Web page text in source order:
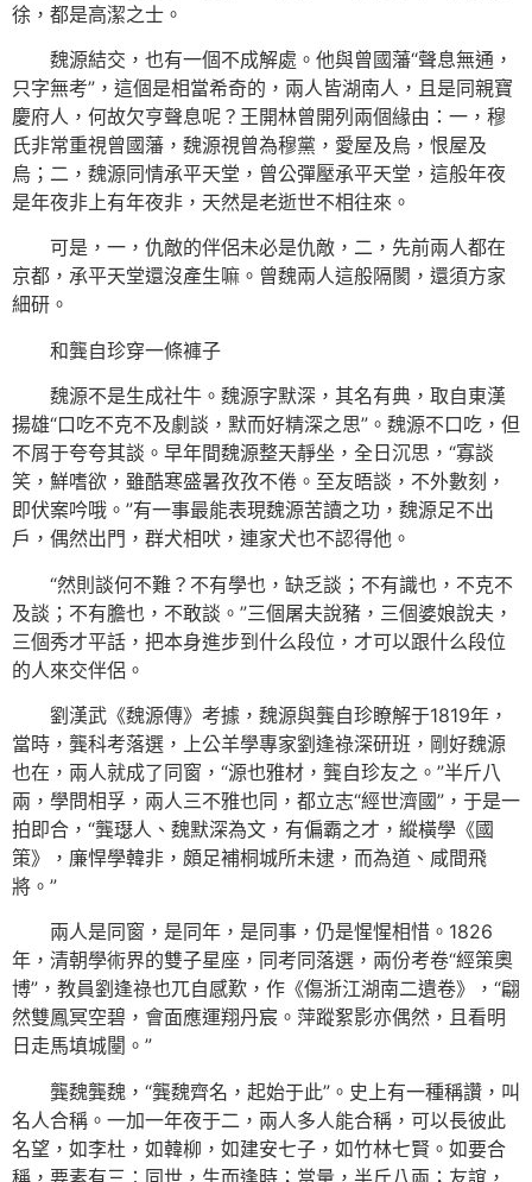
徐，都是高潔之士。
魏源結交，也有一個不成解處。他與曾國藩“聲息無通，
只字無考”，這個是相當希奇的，兩人皆湖南人，且是同親寶
慶府人，何故欠亨聲息呢？王開林曾開列兩個緣由：一，穆
氏非常重視曾國藩，魏源視曾為穆黨，愛屋及烏，恨屋及
烏；二，魏源同情承平天堂，曾公彈壓承平天堂，這般年夜
是年夜非上有年夜非，天然是老逝世不相往來。
可是，一，仇敵的伴侶未必是仇敵，二，先前兩人都在
京都，承平天堂還沒產生嘛。曾魏兩人這般隔閡，還須方家
細研。
和龔自珍穿一條褲子
魏源不是生成社牛。魏源字默深，其名有典，取自東漢
揚雄“口吃不克不及劇談，默而好精深之思”。魏源不口吃，但
不屑于夸夸其談。早年間魏源整天靜坐，全日沉思，“寡談
笑，鮮嗜欲，雖酷寒盛暑孜孜不倦。至友晤談，不外數刻，
即伏案吟哦。”有一事最能表現魏源苦讀之功，魏源足不出
戶，偶然出門，群犬相吠，連家犬也不認得他。
“然則談何不難？不有學也，缺乏談；不有識也，不克不
及談；不有膽也，不敢談。”三個屠夫說豬，三個婆娘說夫，
三個秀才平話，把本身進步到什么段位，才可以跟什么段位
的人來交伴侶。
劉漢武《魏源傳》考據，魏源與龔自珍瞭解于1819年，
當時，龔科考落選，上公羊學專家劉逢祿深研班，剛好魏源
也在，兩人就成了同窗，“源也雅材，龔自珍友之。”半斤八
兩，學問相孚，兩人三不雅也同，都立志“經世濟國”，于是一
拍即合，“龔璱人、魏默深為文，有偏霸之才，縱橫學《國
策》，廉悍學韓非，頗足補桐城所未逮，而為道、咸間飛
將。”
兩人是同窗，是同年，是同事，仍是惺惺相惜。1826
年，清朝學術界的雙子星座，同考同落選，兩份考卷“經策奧
博”，教員劉逢祿也兀自感歎，作《傷浙江湖南二遺卷》，“翩
然雙鳳冥空碧，會面應運翔丹宸。萍蹤絮影亦偶然，且看明
日走馬填城闉。”
龔魏龔魏，“龔魏齊名，起始于此”。史上有一種稱讚，叫
名人合稱。一加一年夜于二，兩人多人能合稱，可以長彼此
名望，如李杜，如韓柳，如建安七子，如竹林七賢。如要合
稱，要素有三：同世，生而逢時；當量，半斤八兩；友誼，